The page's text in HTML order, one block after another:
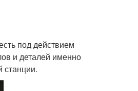
под действием
и деталей именно
станции.